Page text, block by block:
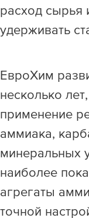
расход сырья
удерживать
ЕвроХим
несколько
применение
аммиака,
минеральных
наиболее
агрегаты
точной